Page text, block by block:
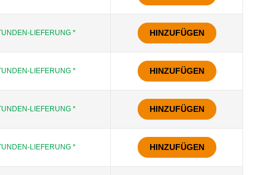
LIEFERUNG * HINZUFÜGEN
LIEFERUNG * HINZUFÜGEN
LIEFERUNG * HINZUFÜGEN
LIEFERUNG * HINZUFÜGEN